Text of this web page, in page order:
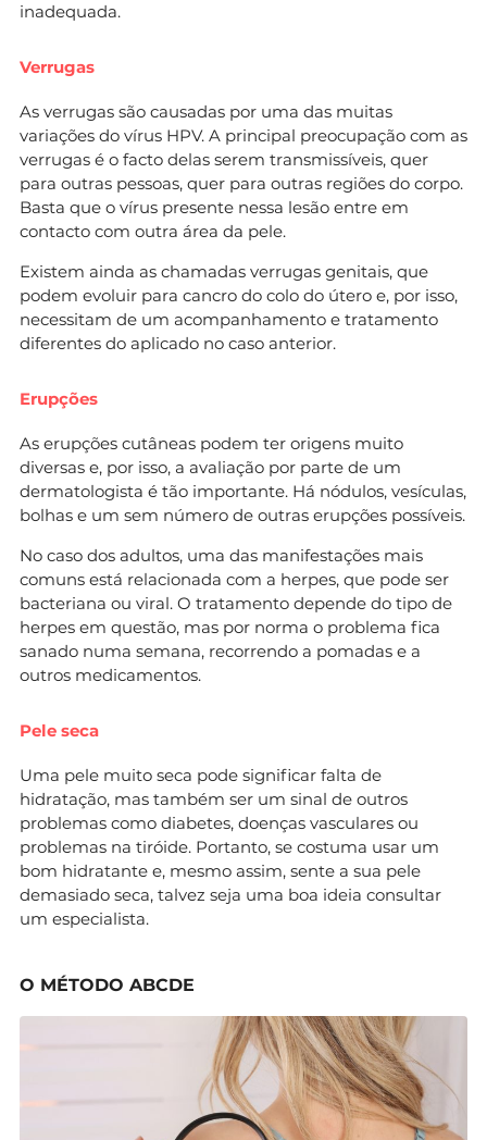
inadequada.
Verrugas
As verrugas são causadas por uma das muitas
variações do vírus HPV. A principal preocupação com as
verrugas é o facto delas serem transmissíveis, quer
para outras pessoas, quer para outras regiões do corpo.
Basta que o vírus presente nessa lesão entre em
contacto com outra área da pele.
Existem ainda as chamadas verrugas genitais, que
podem evoluir para cancro do colo do útero e, por isso,
necessitam de um acompanhamento e tratamento
diferentes do aplicado no caso anterior.
Erupções
As erupções cutâneas podem ter origens muito
diversas e, por isso, a avaliação por parte de um
dermatologista é tão importante. Há nódulos, vesículas,
bolhas e um sem número de outras erupções possíveis.
No caso dos adultos, uma das manifestações mais
comuns está relacionada com a herpes, que pode ser
bacteriana ou viral. O tratamento depende do tipo de
herpes em questão, mas por norma o problema fica
sanado numa semana, recorrendo a pomadas e a
outros medicamentos.
Pele seca
Uma pele muito seca pode significar falta de
hidratação, mas também ser um sinal de outros
problemas como diabetes, doenças vasculares ou
problemas na tiróide. Portanto, se costuma usar um
bom hidratante e, mesmo assim, sente a sua pele
demasiado seca, talvez seja uma boa ideia consultar
um especialista.
O MÉTODO ABCDE